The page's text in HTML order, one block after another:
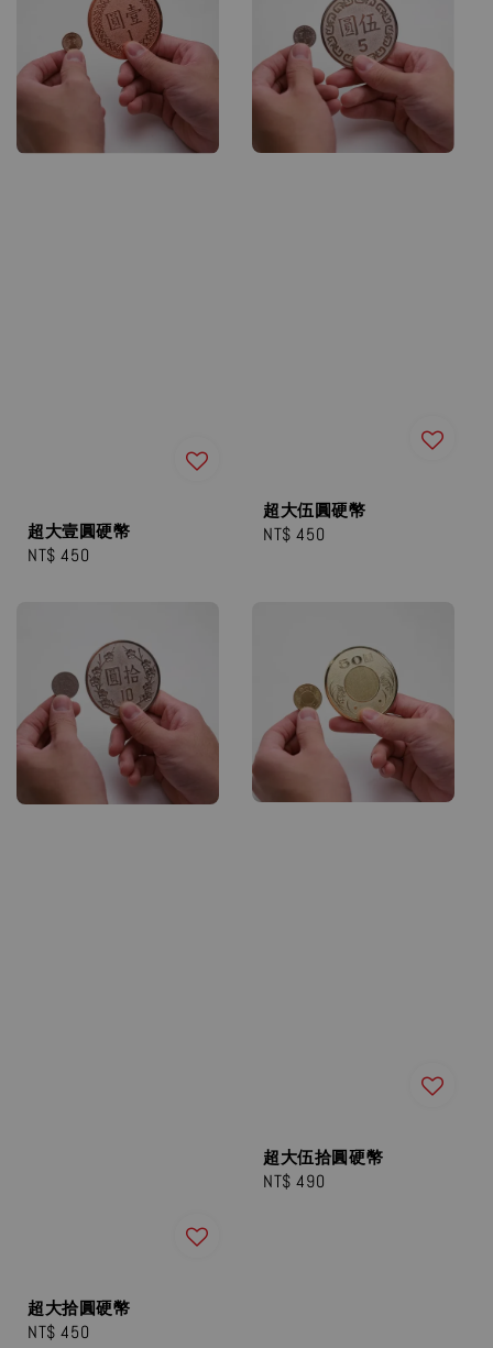
超大壹圓硬幣
Regular
NT$ 450
超大伍圓硬幣
Regular
NT$ 450
超大拾圓硬幣
Regular
NT$ 450
超大伍拾圓硬幣
Regular
NT$ 490